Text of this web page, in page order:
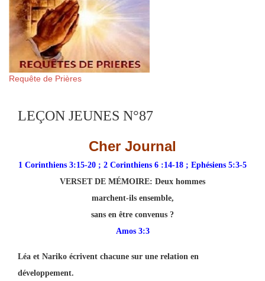
Requête de Prières
LEÇON JEUNES N°87
Cher Journal
1 Corinthiens 3:15-20 ; 2 Corinthiens 6 :14-18 ; Ephésiens 5:3-5
VERSET DE MÉMOIRE: Deux hommes
marchent-ils ensemble,
sans en être convenus ?
Amos 3:3
Léa et Nariko écrivent chacune sur une relation en
développement.